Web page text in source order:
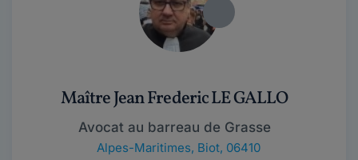
Maître Jean Frederic LE GALLO
Avocat au barreau de Grasse
Alpes-Maritimes, Biot, 06410